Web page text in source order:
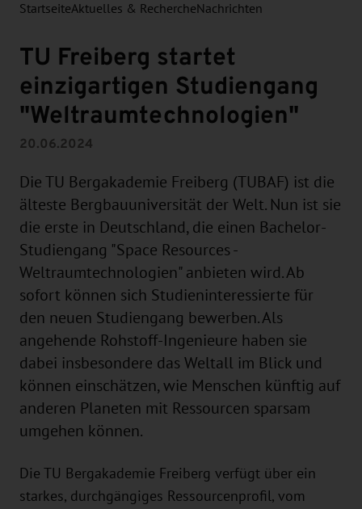
StartseiteAktuelles & RechercheNachrichten
TU Freiberg startet
einzigartigen Studiengang
"Weltraumtechnologien"
20.06.2024
Die TU Bergakademie Freiberg (TUBAF) ist die
älteste Bergbauuniversität der Welt. Nun ist sie
die erste in Deutschland, die einen Bachelor-
Studiengang "Space Resources -
Weltraumtechnologien" anbieten wird. Ab
sofort können sich Studieninteressierte für
den neuen Studiengang bewerben. Als
angehende Rohstoff-Ingenieure haben sie
dabei insbesondere das Weltall im Blick und
können einschätzen, wie Menschen künftig auf
anderen Planeten mit Ressourcen sparsam
umgehen können.
Die TU Bergakademie Freiberg verfügt über ein
starkes, durchgängiges Ressourcenprofil, vom